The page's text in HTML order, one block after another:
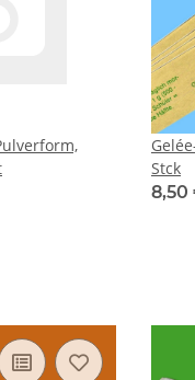
Stck
8,50